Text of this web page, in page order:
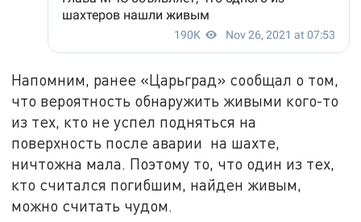
Напомним, ранее «Царьград» сообщал о том,
что вероятность обнаружить живыми кого-то
из тех, кто не успел подняться на
поверхность после аварии на шахте,
ничтожна мала. Поэтому то, что один из тех,
кто считался погибшим, найден живым,
можно считать чудом.